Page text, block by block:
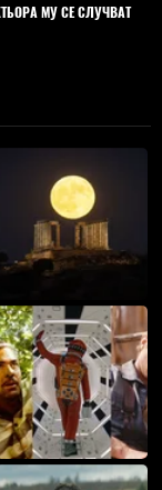
МУ СЕ СЛУЧВАТ